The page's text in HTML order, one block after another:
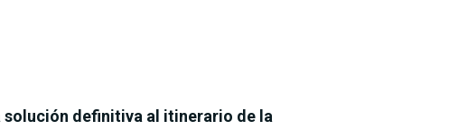
definitiva al itinerario de la